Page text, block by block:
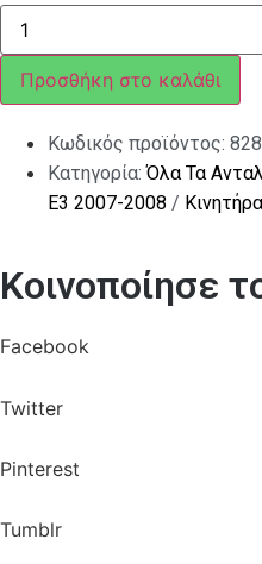
ΤΣΙΜΟΥΧΑ
ΣΤΡΟΦ
SC
125-
200
4T
20Χ30Χ7
ποσότητα
Προσθήκη στο καλάθι
Κωδικός προϊόντος:
Κατηγορία:Όλα Τα
E3 2007-2008 /
Κοινοποίησε
Facebook
Twitter
Pinterest
Tumblr